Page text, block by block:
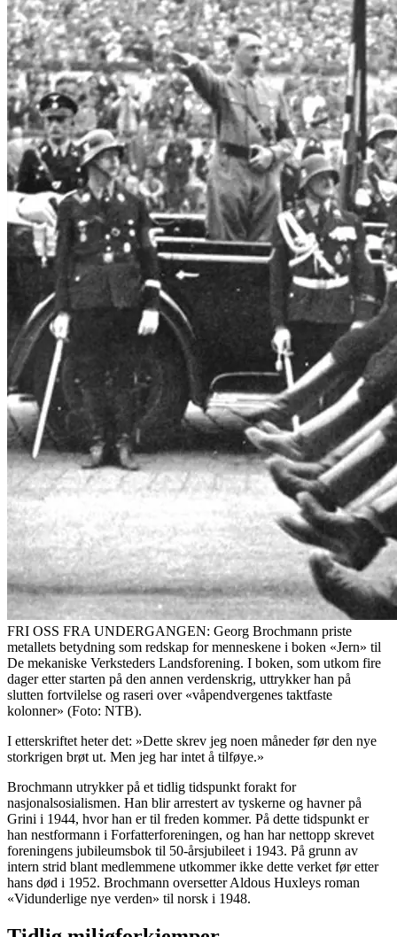
FRI OSS FRA UNDERGANGEN: Georg Brochmann priste
metallets betydning som redskap for menneskene i boken «Jern» til
De mekaniske Verksteders Landsforening. I boken, som utkom fire
dager etter starten på den annen verdenskrig, uttrykker han på
slutten fortvilelse og raseri over «våpendvergenes taktfaste
kolonner» (Foto: NTB).
I etterskriftet heter det: »Dette skrev jeg noen måneder før den nye
storkrigen brøt ut. Men jeg har intet å tilføye.»
Brochmann utrykker på et tidlig tidspunkt forakt for
nasjonalsosialismen. Han blir arrestert av tyskerne og havner på
Grini i 1944, hvor han er til freden kommer. På dette tidspunkt er
han nestformann i Forfatterforeningen, og han har nettopp skrevet
foreningens jubileumsbok til 50-årsjubileet i 1943. På grunn av
intern strid blant medlemmene utkommer ikke dette verket før etter
hans død i 1952. Brochmann oversetter Aldous Huxleys roman
«Vidunderlige nye verden» til norsk i 1948.